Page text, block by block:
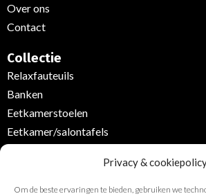
Privacy &
Om de beste ervaringen te bieden, gebruiken we
Over ons
Contact
Collectie
Relaxfauteuils
Banken
Eetkamerstoelen
Eetkamer/salontafels
Vloerkleden/gordijnen/stoffen /